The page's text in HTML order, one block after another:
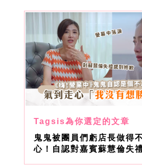
鬼鬼被團員們虧店長做得
心！自認對嘉賓蘇慧倫失